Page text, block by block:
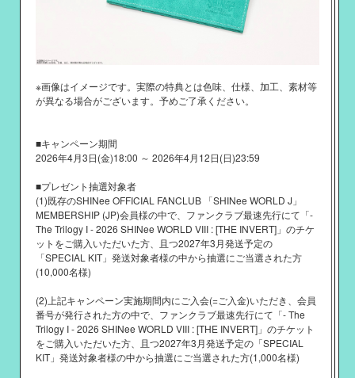
※画像はイメージです。実際の特典とは色味、仕様、加工、素材等
が異なる場合がございます。予めご了承ください。
■キャンペーン期間
2026年4月3日(金)18:00 ～ 2026年4月12日(日)23:59
■プレゼント抽選対象者
(1)既存のSHINee OFFICIAL FANCLUB 「SHINee WORLD J」
MEMBERSHIP (JP)会員様の中で、ファンクラブ最速先行にて「-
The Trilogy I - 2026 SHINee WORLD VIII : [THE INVERT]」のチケ
ットをご購入いただいた方、且つ2027年3月発送予定の
「SPECIAL KIT」発送対象者様の中から抽選にご当選された方
(10,000名様)
(2)上記キャンペーン実施期間内にご入会(=ご入金)いただき、会員
番号が発行された方の中で、ファンクラブ最速先行にて「- The
Trilogy I - 2026 SHINee WORLD VIII : [THE INVERT]」のチケット
をご購入いただいた方、且つ2027年3月発送予定の「SPECIAL
KIT」発送対象者様の中から抽選にご当選された方(1,000名様)